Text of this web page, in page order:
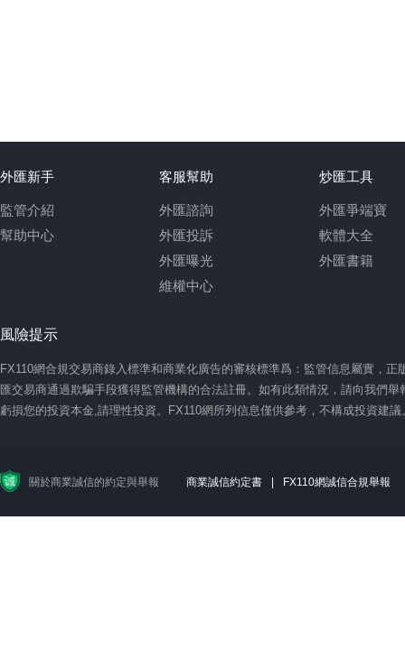
外匯新手
監管介紹
幫助中心
客服幫助
外匯諮詢
外匯投訴
外匯曝光
維權中心
炒匯工具
外匯爭端寶
軟體大全
外匯書籍
風險提示
FX110網合規交易商錄入標準和商業化廣告的審核標準爲：監管信息屬實，
匯交易商通過欺騙手段獲得監管機構的合法註冊。如有此類情況，請向我們
虧損您的投資本金,請理性投資。FX110網所列信息僅供參考，不構成投資建
關於商業誠信的約定與舉報 商業誠信約定書 | FX110網誠信合規舉報